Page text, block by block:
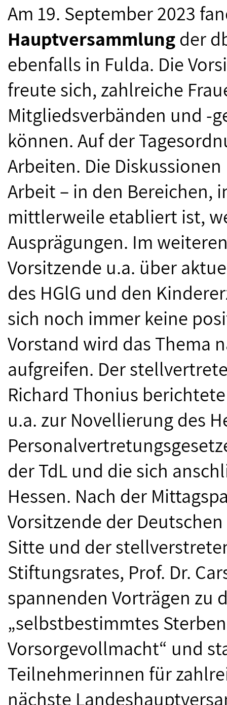
Am 19. September 2023
Hauptversammlungder
ebenfalls in Fulda. Die
freute sich, zahlreiche
Mitgliedsverbänden und -
können. Auf der
Arbeiten. Die
Arbeit – in den Bereichen,
mittlerweile etabliert ist,
Ausprägungen. Im
Vorsitzende u.a. über
des HGlG und den
sich noch immer keine
Vorstand wird das Thema
aufgreifen. Der
Richard Thonius
u.a. zur Novellierung des
der TdL und die sich
Hessen. Nach der
Vorsitzende der
Sitte und der
Stiftungsrates, Prof. Dr.
spannenden Vorträgen zu
„selbstbestimmtes
Vorsorgevollmacht“ und
Teilnehmerinnen für
nächste